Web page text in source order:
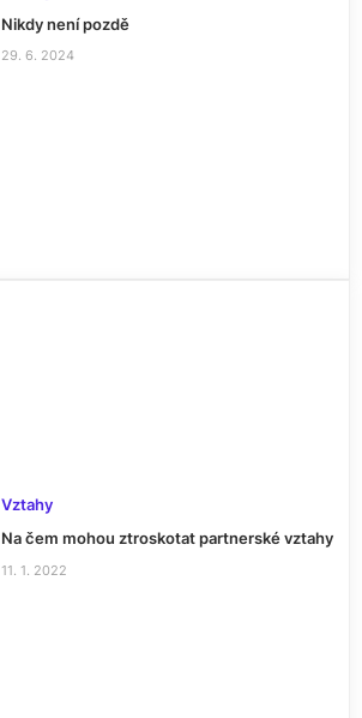
Nikdy není pozdě
29. 6. 2024
Vztahy
Na čem mohou ztroskotat partnerské vztahy
11. 1. 2022